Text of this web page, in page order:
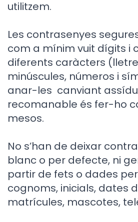
utilitzem.
Les contrasenyes
com a mínim vuit dígits i
diferents caràcters
minúscules, números i
anar-les canviant
recomanable és fer-ho
mesos.
No s’han de deixar
blanc o per defecte, ni
partir de fets o dades
cognoms, inicials, dates
matrícules, mascotes,